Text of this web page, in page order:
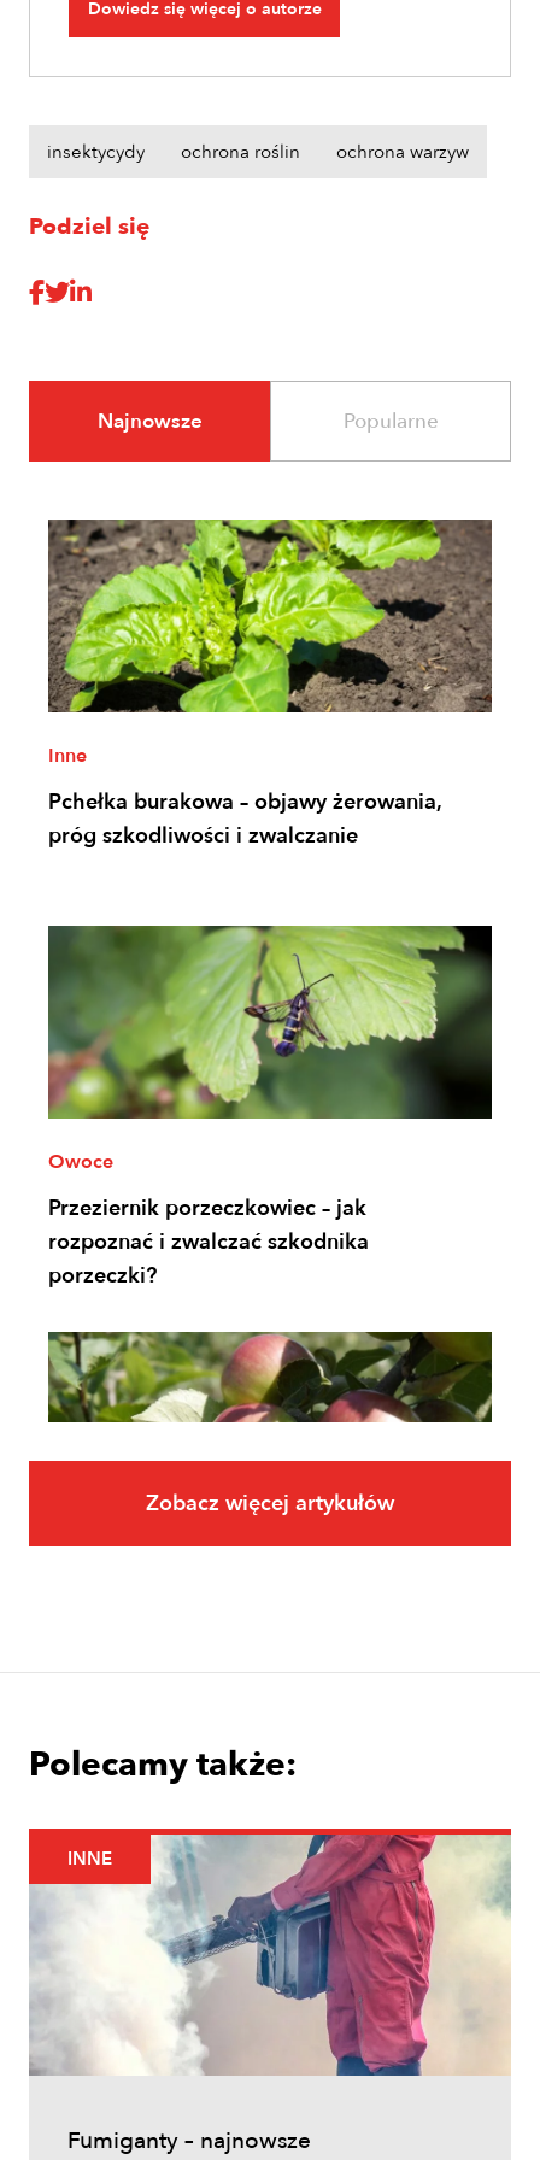
Dowiedz się więcej o autorze
insektycydy ochrona roślin ochrona warzyw
Podziel się
Najnowsze Popularne
Inne
Pchełka burakowa – objawy żerowania,
próg szkodliwości i zwalczanie
Owoce
Przeziernik porzeczkowiec – jak
rozpoznać i zwalczać szkodnika
porzeczki?
Uprawy polowe
Łokaś garbatek – jak rozpoznać
szkodnika i ograniczyć szkody w
Zobacz więcej artykułów
Polecamy także:
INNE
Fumiganty – najnowsze